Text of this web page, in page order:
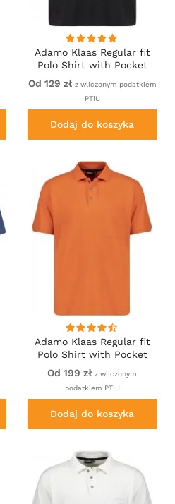
Adamo Klaas Regular fit
Polo Shirt with Pocket
Od 129 zł z wliczonym podatkiem
PTiU
Dodaj do koszyka
Adamo Klaas Regular fit
Polo Shirt with Pocket
Orange
Od 199 zł z wliczonym
podatkiem PTiU
Dodaj do koszyka